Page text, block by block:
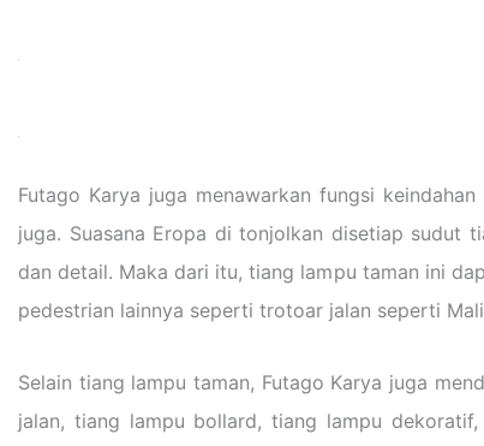
Futago Karya juga menawarkan fungsi
juga. Suasana Eropa di tonjolkan disetiap sudut
dan detail. Maka dari itu, tiang lampu taman ini
pedestrian lainnya seperti trotoar jalan seperti
Selain tiang lampu taman, Futago Karya juga
jalan, tiang lampu bollard, tiang lampu